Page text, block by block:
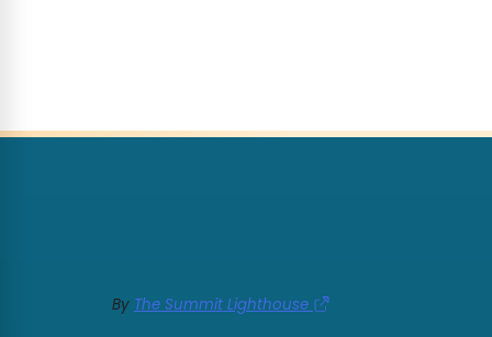
By The Summit Lighthouse